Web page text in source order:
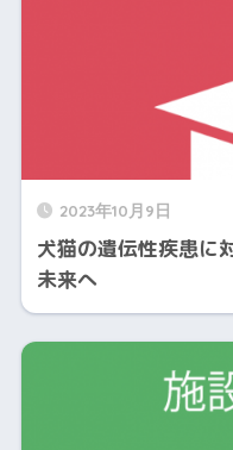
2023年10月9日
犬猫の遺伝性疾患に
未来へ